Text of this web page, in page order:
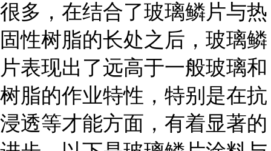
很多，在结合了玻璃鳞片与热
固性树脂的长处之后，玻璃鳞
片表现出了远高于一般玻璃和
树脂的作业特性，特别是在抗
浸透等才能方面，有着显著的